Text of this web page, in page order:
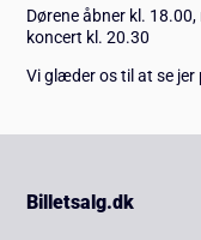
Dørene åbner kl.
koncert kl. 20.30
Vi glæder os til at se jer
Billetsalg.dk